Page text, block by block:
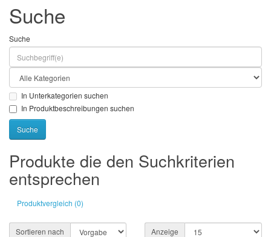
Suche
Suche
In Unterkategorien suchen
In Produktbeschreibungen suchen
Produkte die den Suchkriterien
entsprechen
Produktvergleich (0)
Sortieren nach Anzeige